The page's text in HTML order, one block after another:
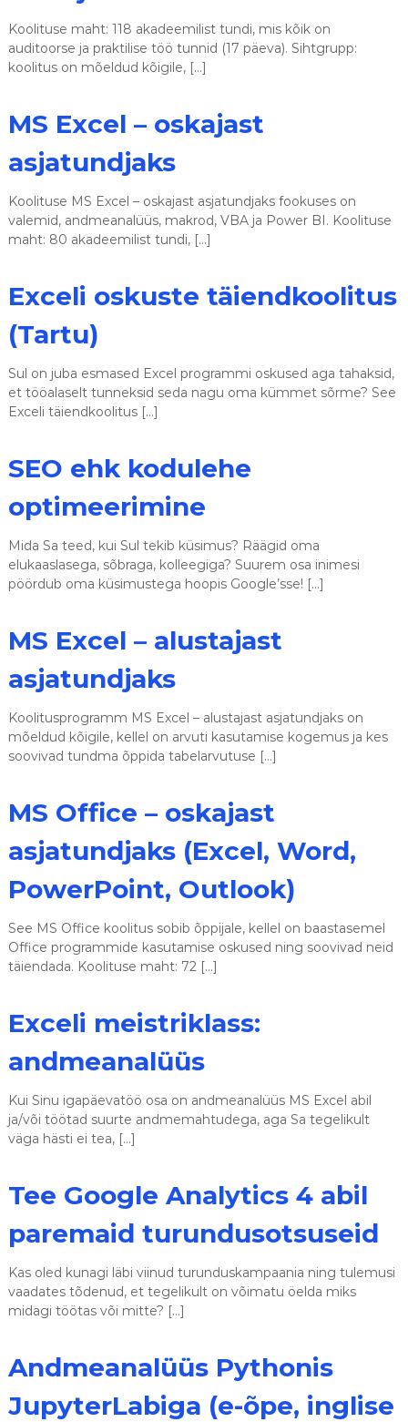
Koolituse maht: 118 akadeemilist tundi, mis kõik on
auditoorse ja praktilise töö tunnid (17 päeva). Sihtgrupp:
koolitus on mõeldud kõigile, […]
MS Excel – oskajast
asjatundjaks
Koolituse MS Excel – oskajast asjatundjaks fookuses on
valemid, andmeanalüüs, makrod, VBA ja Power BI. Koolituse
maht: 80 akadeemilist tundi, […]
Exceli oskuste täiendkoolitus
(Tartu)
Sul on juba esmased Excel programmi oskused aga tahaksid,
et tööalaselt tunneksid seda nagu oma kümmet sõrme? See
Exceli täiendkoolitus […]
SEO ehk kodulehe
optimeerimine
Mida Sa teed, kui Sul tekib küsimus? Räägid oma
elukaaslasega, sõbraga, kolleegiga? Suurem osa inimesi
pöördub oma küsimustega hoopis Google’sse! […]
MS Excel – alustajast
asjatundjaks
Koolitusprogramm MS Excel – alustajast asjatundjaks on
mõeldud kõigile, kellel on arvuti kasutamise kogemus ja kes
soovivad tundma õppida tabelarvutuse […]
MS Office – oskajast
asjatundjaks (Excel, Word,
PowerPoint, Outlook)
See MS Office koolitus sobib õppijale, kellel on baastasemel
Office programmide kasutamise oskused ning soovivad neid
täiendada. Koolituse maht: 72 […]
Exceli meistriklass:
andmeanalüüs
Kui Sinu igapäevatöö osa on andmeanalüüs MS Excel abil
ja/või töötad suurte andmemahtudega, aga Sa tegelikult
väga hästi ei tea, […]
Tee Google Analytics 4 abil
paremaid turundusotsuseid
Kas oled kunagi läbi viinud turunduskampaania ning tulemusi
vaadates tõdenud, et tegelikult on võimatu öelda miks
midagi töötas või mitte? […]
Andmeanalüüs Pythonis
JupyterLabiga (e-õpe, inglise